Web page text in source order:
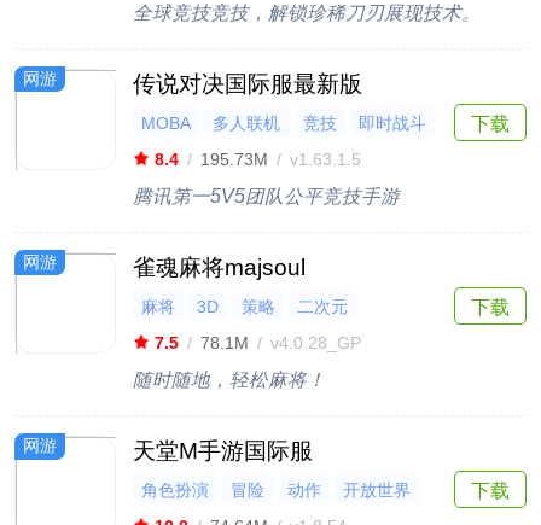
全球竞技竞技，解锁珍稀刀刃展现技术。
网游 传说对决国际服最新版
MOBA 多人联机 竞技
即时战斗
电竞
8.4 / 195.73M / v1.63.1.5
腾讯第一5V5团队公平竞技手游
下载
网游 雀魂麻将majsoul
麻将 3D 策略
二次元
Steam移植
7.5 / 78.1M / v4.0.28_GP
随时随地，轻松麻将！
下载
网游 天堂M手游国际服
角色扮演 冒险 动作
开放世界
下载